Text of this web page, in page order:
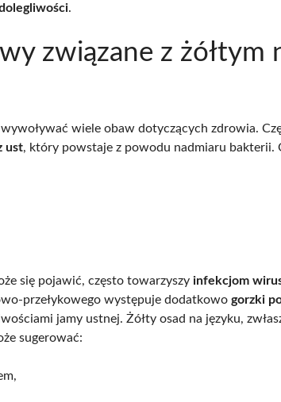
.
związane z żółtym
wiele obaw dotyczących zdrowia.
ust, który powstaje z powodu nadmiaru bakterii.
się pojawić, często towarzyszy infekcjom
przełykowego występuje dodatkowo gorzki
jamy ustnej. Żółty osad na języku,
sugerować: